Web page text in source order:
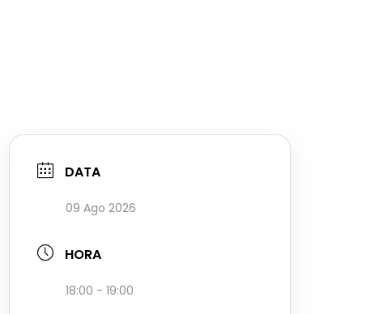
DATA
09 Ago 2026
HORA
18:00 - 19:00